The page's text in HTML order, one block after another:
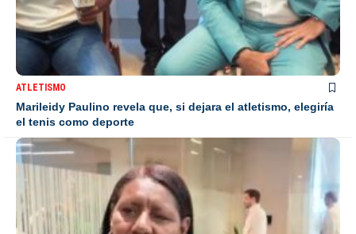
ATLETISMO
Marileidy Paulino revela que, si dejara el atletismo, elegiría
el tenis como deporte